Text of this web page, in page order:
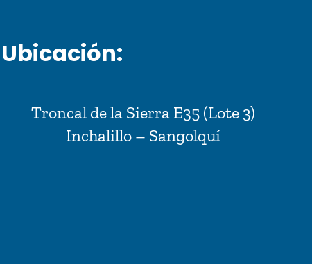
Ubicación:
Troncal de la Sierra E35 (Lote 3)
Inchalillo – Sangolquí